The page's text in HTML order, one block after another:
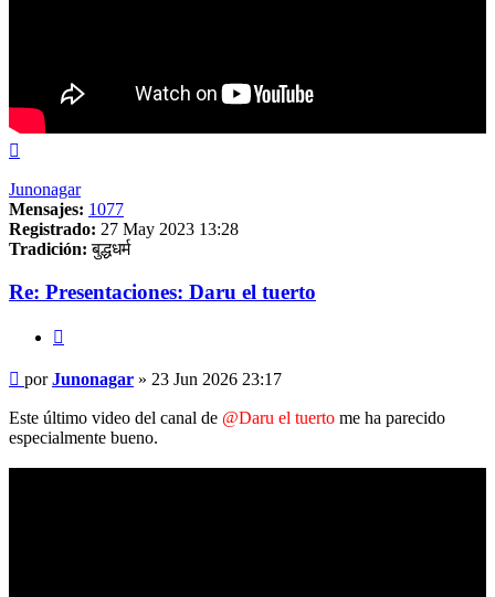
Junonagar
Mensajes: 1077
Registrado: 27 May 2023 13:28
Tradición: बुद्धधर्म
Re: Presentaciones: Daru el tuerto
Mensaje
porJunonagar » 23 Jun 2026 23:17
Este último video del canal de @Daru el tuerto me ha parecido
especialmente bueno.